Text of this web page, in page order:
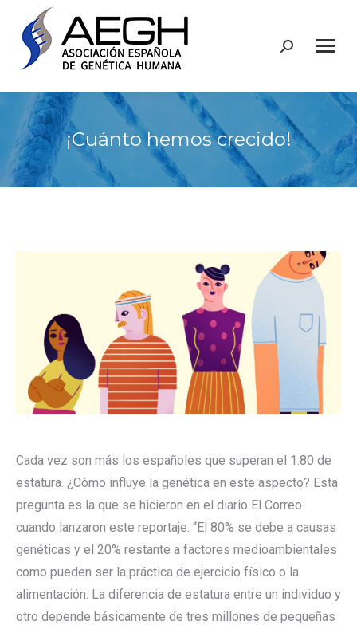
Buscar:
¡Cuánto hemos crecido!
Cada vez son más los españoles que superan el 1.80 de
estatura. ¿Cómo influye la genética en este aspecto? Esta
pregunta es la que se hicieron en el diario El Correo
cuando lanzaron este reportaje. “El 80% se debe a causas
genéticas y el 20% restante a factores medioambientales
como pueden ser la práctica de ejercicio físico o la
alimentación. La diferencia de estatura entre un individuo y
otro depende básicamente de tres millones de pequeñas